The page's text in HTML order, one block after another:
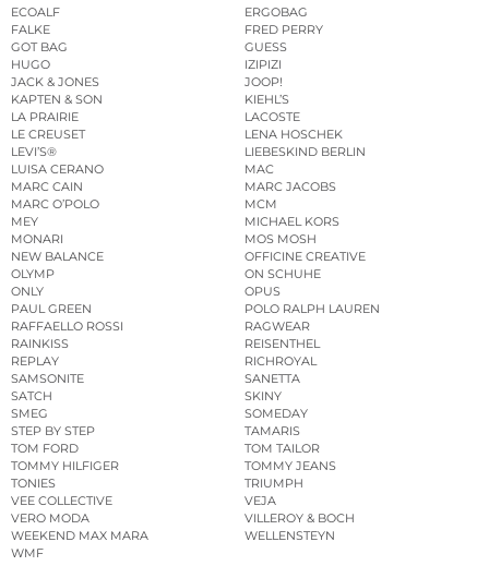
ECOALF
ERGOBAG
FALKE
FRED PERRY
GOT BAG
GUESS
HUGO
IZIPIZI
JACK & JONES
JOOP!
KAPTEN & SON
KIEHL’S
LA PRAIRIE
LACOSTE
LE CREUSET
LENA HOSCHEK
LEVI’S®
LIEBESKIND BERLIN
LUISA CERANO
MAC
MARC CAIN
MARC JACOBS
MARC O’POLO
MCM
MEY
MICHAEL KORS
MONARI
MOS MOSH
NEW BALANCE
OFFICINE CREATIVE
OLYMP
ON SCHUHE
ONLY
OPUS
PAUL GREEN
POLO RALPH LAUREN
RAFFAELLO ROSSI
RAGWEAR
RAINKISS
REISENTHEL
REPLAY
RICHROYAL
SAMSONITE
SANETTA
SATCH
SKINY
SMEG
SOMEDAY
STEP BY STEP
TAMARIS
TOM FORD
TOM TAILOR
TOMMY HILFIGER
TOMMY JEANS
TONIES
TRIUMPH
VEE COLLECTIVE
VEJA
VERO MODA
VILLEROY & BOCH
WEEKEND MAX MARA
WELLENSTEYN
WMF